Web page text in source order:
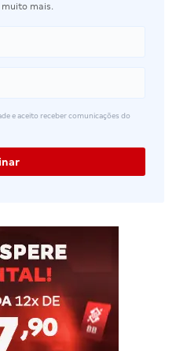
muito mais.
e aceito receber comunicações do